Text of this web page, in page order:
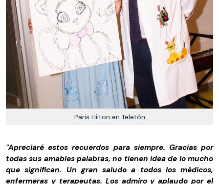
Paris Hilton en Teletón
"Apreciaré estos recuerdos para siempre. Gracias por
todas sus amables palabras, no tienen idea de lo mucho
que significan. Un gran saludo a todos los médicos,
enfermeras y terapeutas. Los admiro y aplaudo por el